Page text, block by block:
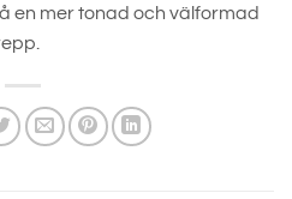
en mer tonad och välformad